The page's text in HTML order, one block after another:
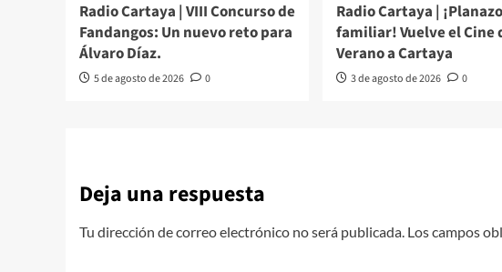
Radio Cartaya | VIII Concurso de
Fandangos: Un nuevo reto para
Álvaro Díaz.
5 de agosto de 2026 0
Radio Cartaya | ¡Planazo
familiar! Vuelve el Cine
Verano a Cartaya
3 de agosto de 2026 0
Deja una respuesta
Tu dirección de correo electrónico no será publicada. Los campos